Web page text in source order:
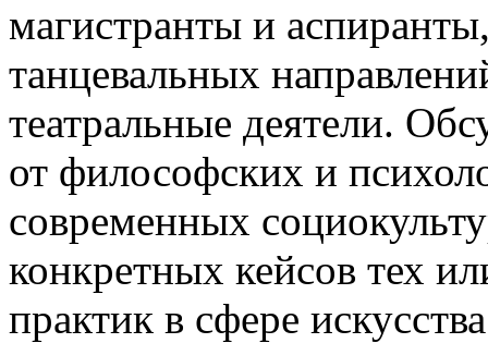
магистранты и
танцевальных
театральные деятели.
от философских и
современных
конкретных кейсов тех
практик в сфере